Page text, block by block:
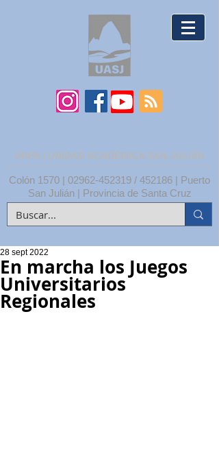
UNPA | UNIDAD ACADÉMICA SAN JULIÁN
Colón 1570 | 02962-452319 / 452186 | Puerto
San Julián | Provincia de Santa Cruz
En marcha los Juegos
Universitarios
Regionales
28 sept 2022